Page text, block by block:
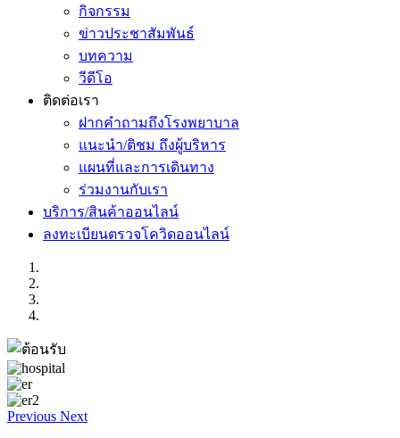
กิจกรรม
ข่าวประชาสัมพันธ์
บทความ
วีดีโอ
ติดต่อเรา
ฝากคำถามถึงโรงพยาบาล
แนะนำ/ติชม ถึงผู้บริหาร
แผนที่และการเดินทาง
ร่วมงานกับเรา
บริการ/สินค้าออนไลน์
ลงทะเบียนตรวจโควิดออนไลน์
Previous Next